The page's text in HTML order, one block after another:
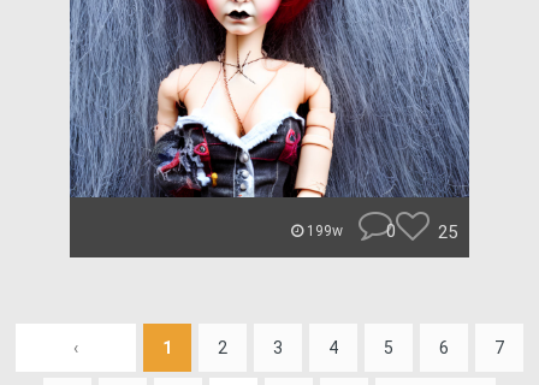
199w 0 25
‹ 1 2 3 4 5 6 7